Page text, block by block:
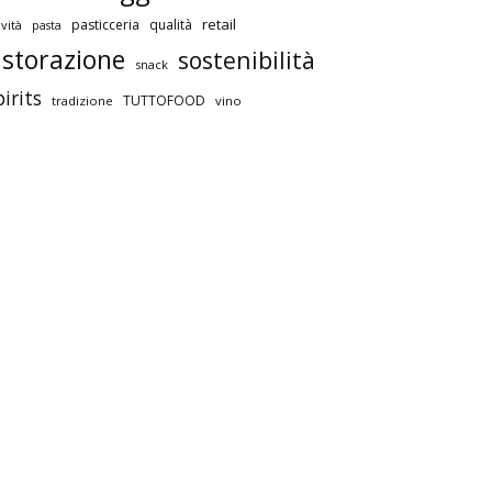
pasta pasticceria qualità retail
snack sostenibilità
tradizione TUTTOFOOD vino